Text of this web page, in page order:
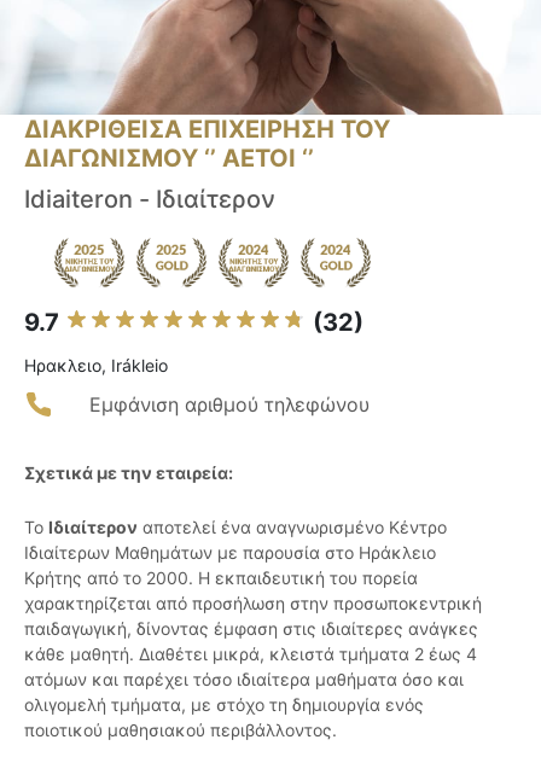
ΔΙΑΚΡΙΘΕΙΣΑ ΕΠΙΧΕΙΡΗΣΗ ΤΟΥ
ΔΙΑΓΩΝΙΣΜΟΥ ‘’ ΑΕΤΟΙ ‘’
Idiaiteron - Ιδιαίτερον
9.7 (32)
Ηρακλειο, Irákleio
Εμφάνιση αριθμού τηλεφώνου
Σχετικά με την εταιρεία:
Το Ιδιαίτερον αποτελεί ένα αναγνωρισμένο Κέντρο
Ιδιαίτερων Μαθημάτων με παρουσία στο Ηράκλειο
Κρήτης από το 2000. Η εκπαιδευτική του πορεία
χαρακτηρίζεται από προσήλωση στην προσωποκεντρική
παιδαγωγική, δίνοντας έμφαση στις ιδιαίτερες ανάγκες
κάθε μαθητή. Διαθέτει μικρά, κλειστά τμήματα 2 έως 4
ατόμων και παρέχει τόσο ιδιαίτερα μαθήματα όσο και
ολιγομελή τμήματα, με στόχο τη δημιουργία ενός
ποιοτικού μαθησιακού περιβάλλοντος.